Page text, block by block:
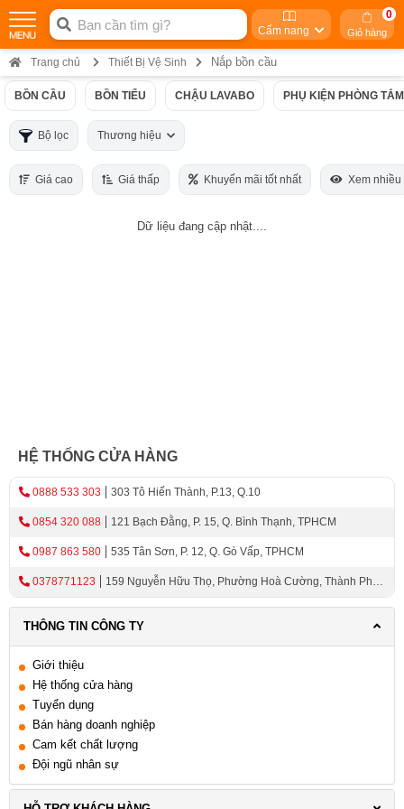
Cẩm nang Giỏ hàng
0
Trang chủ Thiết Bị Vệ Sinh Nắp bồn cầu
BỒN CẦU BỒN TIỂU CHẬU LAVABO PHỤ KIỆN PHÒNG TẮM
Bộ lọc Thương hiệu
Giá cao Giá thấp Khuyến mãi tốt nhất Xem nhiều
Dữ liệu đang cập nhật....
HỆ THỐNG CỬA HÀNG
0888 533 303 303 Tô Hiến Thành, P.13, Q.10
0854 320 088 121 Bạch Đằng, P. 15, Q. Bình Thạnh, TPHCM
0987 863 580 535 Tân Sơn, P. 12, Q. Gò Vấp, TPHCM
0378771123
159 Nguyễn Hữu Thọ, Phường Hoà Cường, Thành Phố
THÔNG TIN CÔNG TY
Giới thiệu
Hệ thống cửa hàng
Tuyển dụng
Bán hàng doanh nghiệp
Cam kết chất lượng
Đội ngũ nhân sự